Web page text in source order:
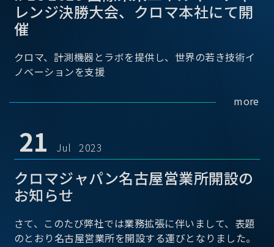
レンジ決勝大会、クロマ本社にて開
催
クロマ、計測機器とラボを提供し、世界の若き技術イ
ノベーションを支援
more
21 Jul 2023
クロマジャパン名古屋営業所開設の
お知らせ
さて、このたび弊社では業務拡張に伴いまして、表題
のとおり名古屋営業所を開設する運びとなりました。